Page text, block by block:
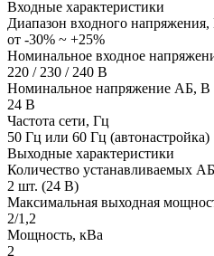
Входные характеристики
Диапазон входного напряжения,
от -30% ~ +25%
Номинальное входное
220 / 230 / 240 В
Номинальное напряжение АБ, В
24 В
Частота сети, Гц
50 Гц или 60 Гц (автонастройка)
Выходные характеристики
Количество устанавливаемых
2 шт. (24 В)
Максимальная выходная
2/1,2
Мощность, кВа
2